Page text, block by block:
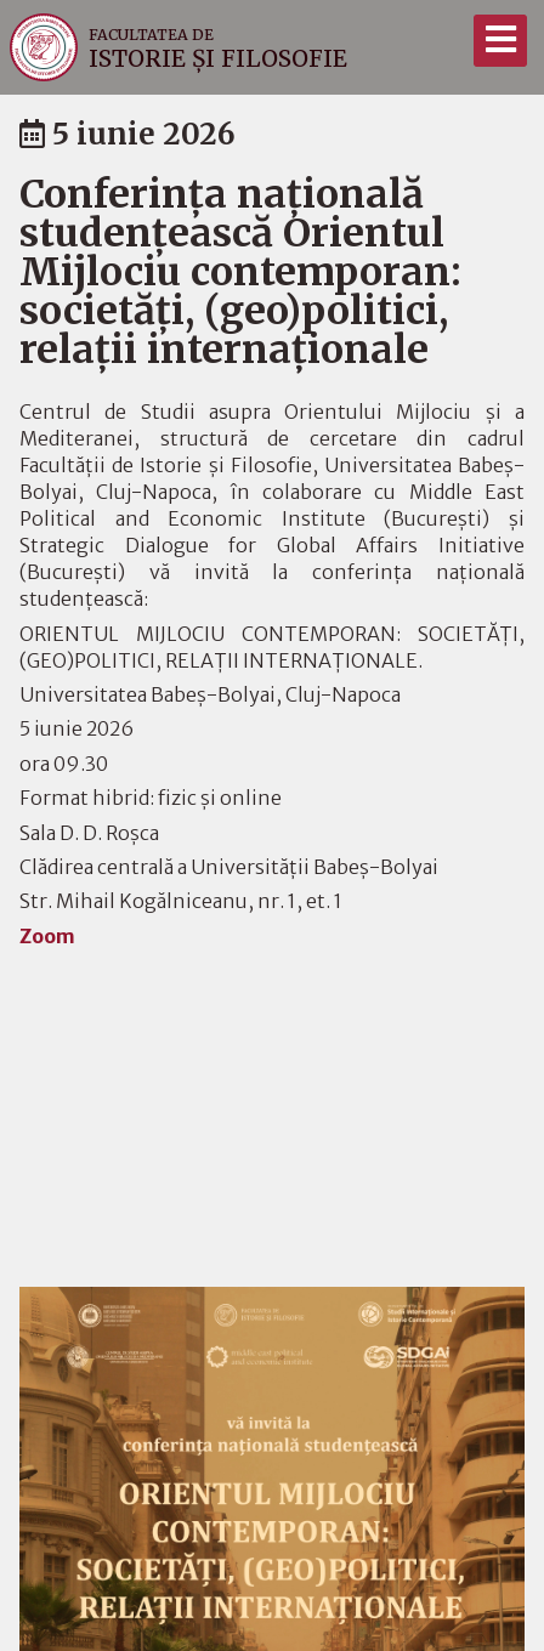
FACULTATEA DE
ISTORIE ȘI FILOSOFIE
5 iunie 2026
Conferința națională
studențească Orientul
Mijlociu contemporan:
societăți, (geo)politici,
relații internaționale
Centrul de Studii asupra Orientului Mijlociu și a
Mediteranei, structură de cercetare din cadrul
Facultății de Istorie și Filosofie, Universitatea Babeș-
Bolyai, Cluj-Napoca, în colaborare cu Middle East
Political and Economic Institute (București) și
Strategic Dialogue for Global Affairs Initiative
(București) vă invită la conferința națională
studențească:
ORIENTUL MIJLOCIU CONTEMPORAN: SOCIETĂȚI,
(GEO)POLITICI, RELAȚII INTERNAȚIONALE.
Universitatea Babeș-Bolyai, Cluj-Napoca
5 iunie 2026
ora 09.30
Format hibrid: fizic și online
Sala D. D. Roșca
Clădirea centrală a Universității Babeș-Bolyai
Str. Mihail Kogălniceanu, nr. 1, et. 1
Zoom